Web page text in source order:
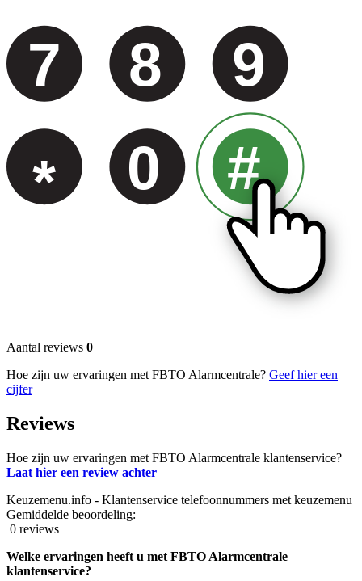
7
8 9
* 0 #
Aantal reviews 0
Hoe zijn uw ervaringen met FBTO Alarmcentrale? Geef hier een
cijfer
Reviews
Hoe zijn uw ervaringen met FBTO Alarmcentrale klantenservice?
Laat hier een review achter
Keuzemenu.info - Klantenservice telefoonnummers met keuzemenu
Gemiddelde beoordeling:
0 reviews
Welke ervaringen heeft u met FBTO Alarmcentrale
klantenservice?